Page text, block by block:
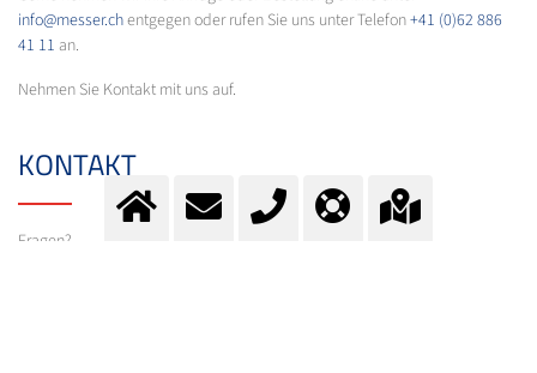
info@messer.chentgegen oder rufen Sie uns unter Telefon+41 (0)62 886
41 11 an.
Nehmen Sie Kontakt mit uns auf.
KONTAKT
Fragen?